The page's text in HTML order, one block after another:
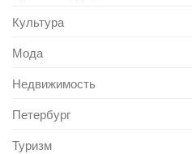
Культура
Мода
Недвижимость
Петербург
Туризм